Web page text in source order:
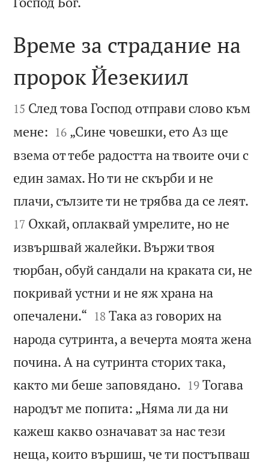

Време за страдание на
пророк Йезекиил

15 След това Господ отправи слово към
мене: 

16 „Сине човешки, ето Аз ще
взема от тебе радостта на твоите очи с
един замах. Но ти не скърби и не
плачи, сълзите ти не трябва да се леят.
17 Охкай, оплаквай умрелите, но не
извършвай жалейки. Вържи твоя
тюрбан, обуй сандали на краката си, не
покривай устни и не яж храна на
опечалени.“ 

18 Така аз говорих на
народа сутринта, а вечерта моята жена
почина. А на сутринта сторих така,
както ми беше заповядано. 

19 Тогава
народът ме попита: „Няма ли да ни
кажеш какво означават за нас тези
неща, които вършиш, че ти постъпваш